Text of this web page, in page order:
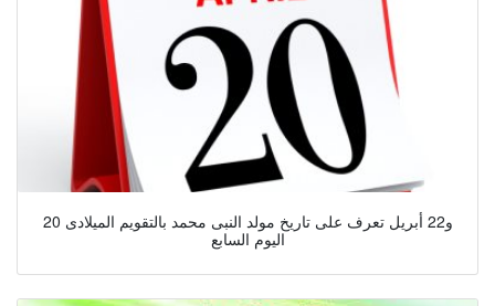
20 و22 أبريل تعرف على تاريخ مولد النبى محمد بالتقويم الميلادى
اليوم السابع